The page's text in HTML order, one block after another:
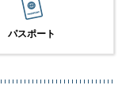
パスポート